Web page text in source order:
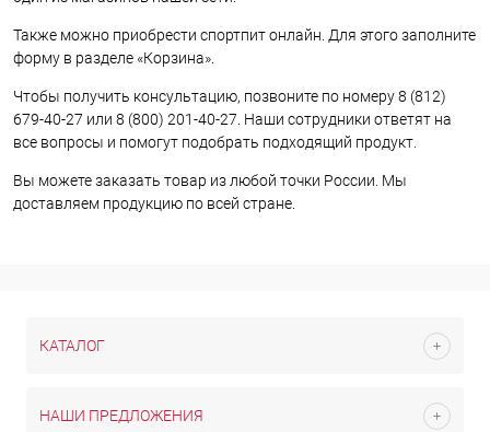
Также можно приобрести спортпит онлайн. Для этого заполните
форму в разделе «Корзина».
Чтобы получить консультацию, позвоните по номеру 8 (812)
679-40-27 или 8 (800) 201-40-27. Наши сотрудники ответят на
все вопросы и помогут подобрать подходящий продукт.
Вы можете заказать товар из любой точки России. Мы
доставляем продукцию по всей стране.
КАТАЛОГ
НАШИ ПРЕДЛОЖЕНИЯ